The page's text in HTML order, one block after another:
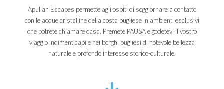
Apulian Escapes permette agli ospiti di soggiornare a contatto
con le acque cristalline della costa pugliese in ambienti esclusivi
che potrete chiamare casa. Premete PAUSA e godetevi il vostro
viaggio indimenticabile nei borghi pugliesi di notevole bellezza
naturale e profondo interesse storico-culturale.